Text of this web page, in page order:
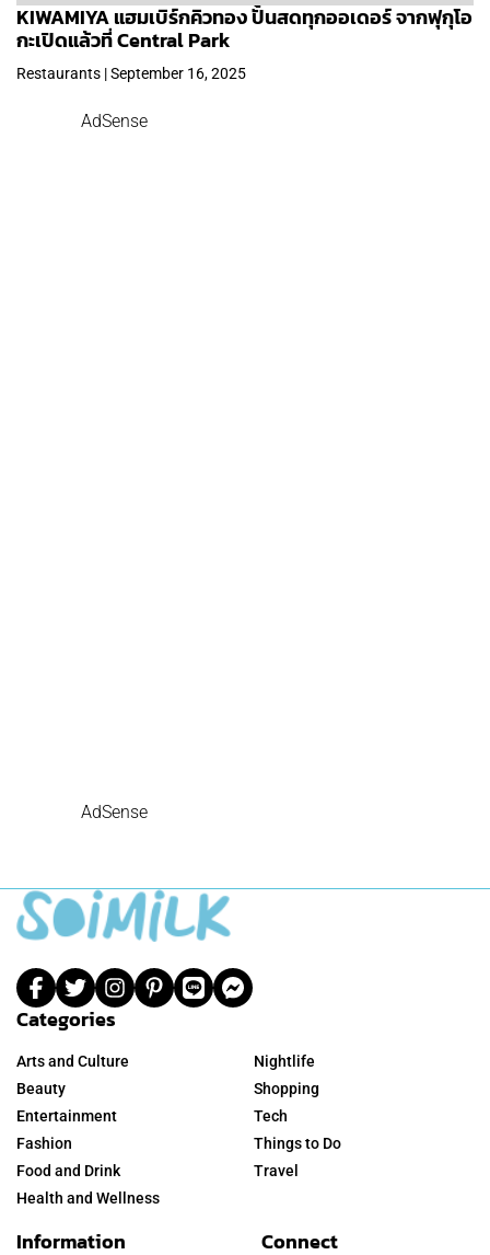
KIWAMIYA แฮมเบิร์กคิวทอง ปั้นสดทุกออเดอร์ จากฟุกุโอ
กะเปิดแล้วที่ Central Park
Restaurants | September 16, 2025
AdSense
AdSense
Categories
Arts and Culture
Beauty
Entertainment
Fashion
Food and Drink
Health and Wellness
Nightlife
Shopping
Tech
Things to Do
Travel
Information Connect